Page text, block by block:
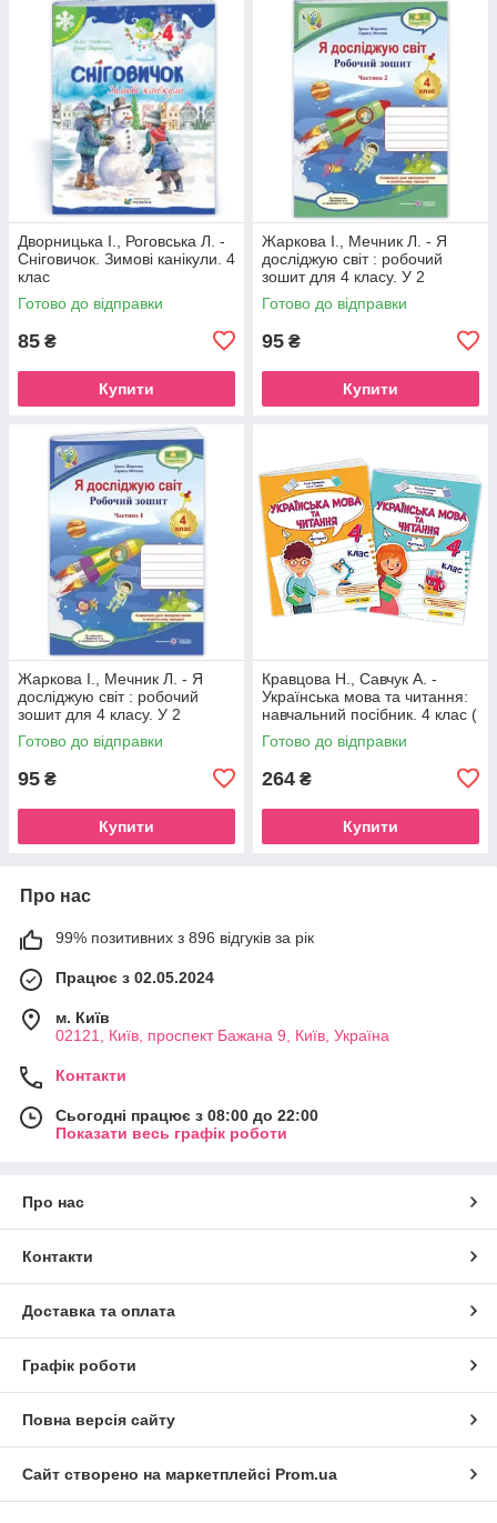
Дворницька І., Роговська Л. -
Сніговичок. Зимові канікули. 4
клас
Готово до відправки
85 ₴
Купити
Жаркова І., Мечник Л. - Я
досліджую світ : робочий
зошит для 4 класу. У 2
частинах, Частина 2. (до
підручника І. Жаркової )
Готово до відправки
95 ₴
Купити
Жаркова І., Мечник Л. - Я
досліджую світ : робочий
зошит для 4 класу. У 2
частинах, Частина 1. (до
підручника І. Жаркової )
Готово до відправки
95 ₴
Купити
Кравцова Н., Савчук А. -
Українська мова та читання:
навчальний посібник. 4 клас (
У 4 частинах, Частини 1-2 )
Готово до відправки
264 ₴
Купити
Про нас
99% позитивних з 896 відгуків за рік
Працює з 02.05.2024
м. Київ
02121, Київ, проспект Бажана 9, Київ, Україна
Контакти
Сьогодні працює з 08:00 до 22:00
Показати весь графік роботи
Про нас
Контакти
Доставка та оплата
Графік роботи
Повна версія сайту
Сайт створено на маркетплейсі Prom.ua